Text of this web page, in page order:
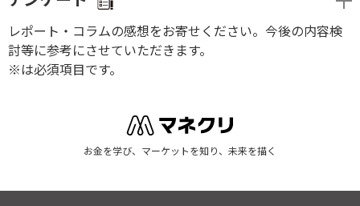
レポート・コラムの感想をお寄せください。今後の内容検
討等に参考にさせていただきます。
※は必須項目です。
お金を学び、マーケットを知り、未来を描く